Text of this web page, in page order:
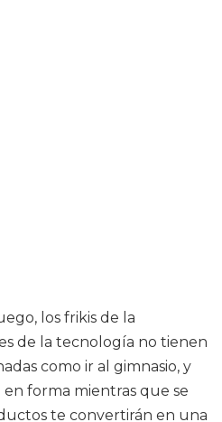
los frikis de la
de la tecnología no tienen
como ir al gimnasio, y
forma mientras que se
te convertirán en una